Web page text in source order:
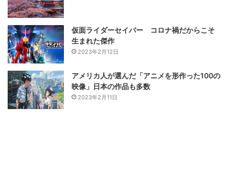
仮面ライダーセイバー コロナ禍だからこそ
生まれた傑作
2023年2月12日
アメリカ人が選んだ「アニメを形作った100の
映像」日本の作品も多数
2023年2月11日